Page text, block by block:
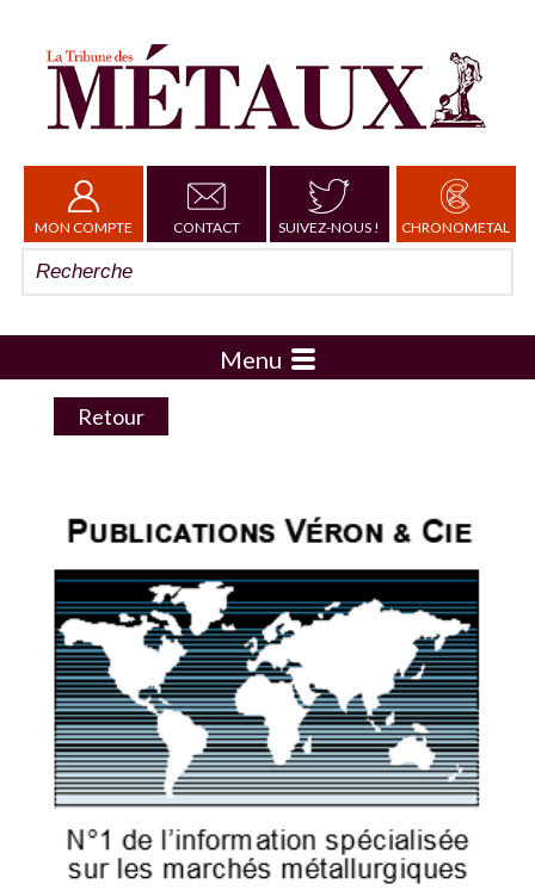
MON COMPTE CONTACT SUIVEZ-NOUS ! CHRONOMETAL
Menu
Retour